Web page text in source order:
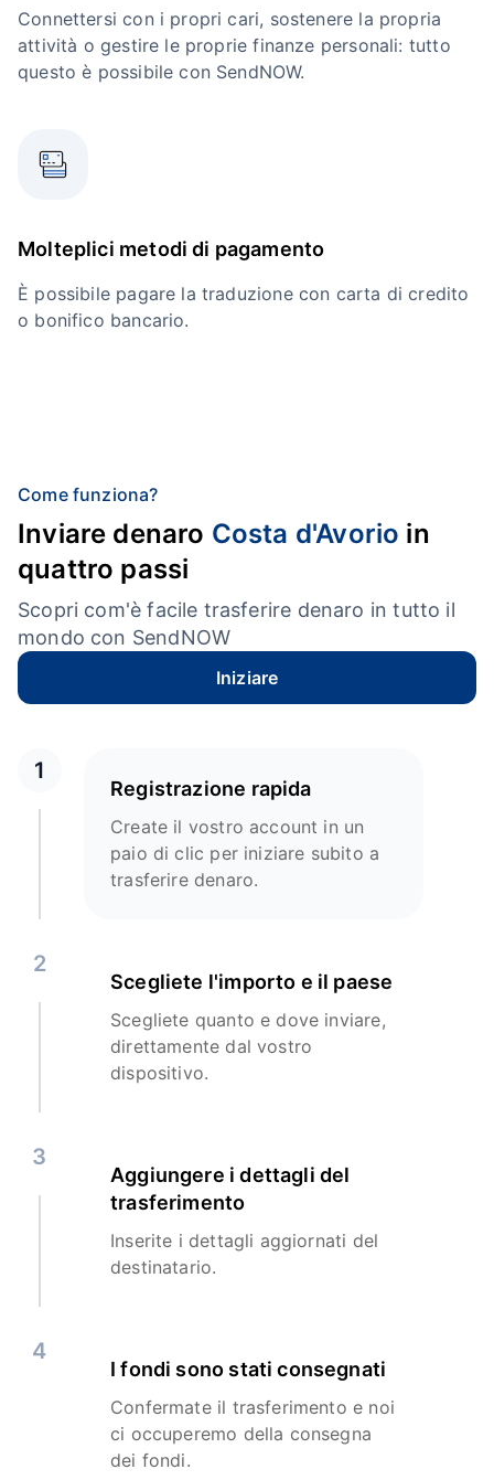
Connettersi con i propri cari, sostenere la propria
attività o gestire le proprie finanze personali: tutto
questo è possibile con SendNOW.
Molteplici metodi di pagamento
È possibile pagare la traduzione con carta di credito
o bonifico bancario.
Come funziona?
Inviare denaro Costa d'Avorio in
quattro passi
Scopri com'è facile trasferire denaro in tutto il
mondo con SendNOW
Iniziare
1
Registrazione rapida
Create il vostro account in un
paio di clic per iniziare subito a
trasferire denaro.
2
Scegliete l'importo e il paese
Scegliete quanto e dove inviare,
direttamente dal vostro
dispositivo.
3
Aggiungere i dettagli del
trasferimento
Inserite i dettagli aggiornati del
destinatario.
4
I fondi sono stati consegnati
Confermate il trasferimento e noi
ci occuperemo della consegna
dei fondi.